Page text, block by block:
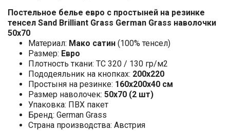
Постельное белье евро с простыней на резинке
тенсел Sand Brilliant Grass German Grass наволочки
50х70
Материал: Мако сатин (100% тенсел)
Размер: Евро
Плотность ткани: ТС 320 / 130 гр/м2
Пододеяльник на кнопках: 200x220
Простыня на резинке: 160х200х40 см
Размер наволочек: 50x70 (2 шт)
Упаковка: ПВХ пакет
Бренд: German Grass
Страна производства: Австрия